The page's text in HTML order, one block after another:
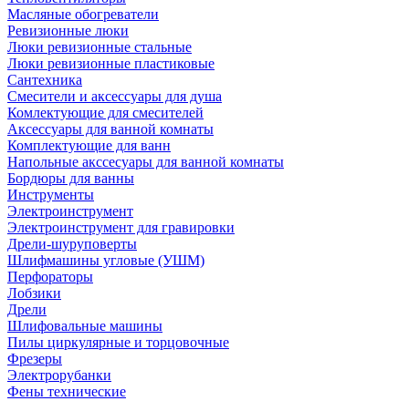
Масляные обогреватели
Ревизионные люки
Люки ревизионные стальные
Люки ревизионные пластиковые
Сантехника
Смесители и аксессуары для душа
Комлектующие для смесителей
Аксессуары для ванной комнаты
Комплектующие для ванн
Напольные акссесуары для ванной комнаты
Бордюры для ванны
Инструменты
Электроинструмент
Электроинструмент для гравировки
Дрели-шуруповерты
Шлифмашины угловые (УШМ)
Перфораторы
Лобзики
Дрели
Шлифовальные машины
Пилы циркулярные и торцовочные
Фрезеры
Электрорубанки
Фены технические